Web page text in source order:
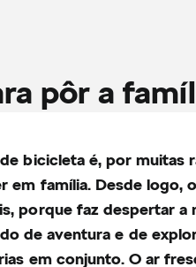
pôr a
bicicleta é, por muitas
em família. Desde logo,
porque faz despertar a
de aventura e de
em conjunto. O ar